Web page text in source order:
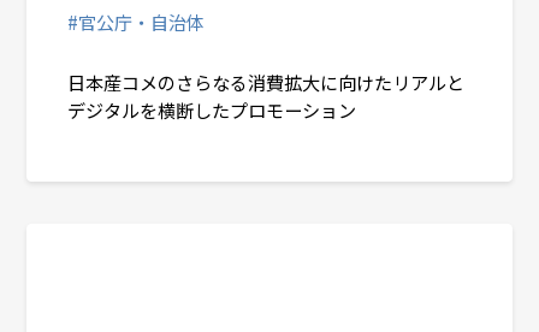
日本産コメのさらなる消費拡大に向けたリアルと
デジタルを横断したプロモーション
#官公庁・自治体